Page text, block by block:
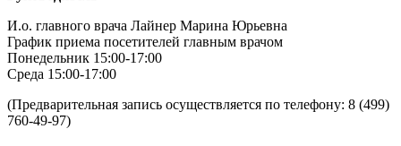
И.о. главного врача Лайнер Марина Юрьевна
График приема посетителей главным врачом
Понедельник 15:00-17:00
Среда 15:00-17:00
(Предварительная запись осуществляется по телефону: 8 (499)
760-49-97)